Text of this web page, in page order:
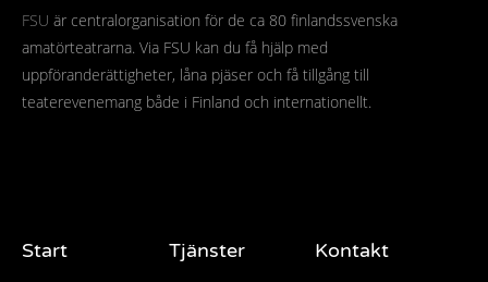
FSU är centralorganisation för de ca 80 finlandssvenska
amatörteatrarna. Via FSU kan du få hjälp med
uppföranderättigheter, låna pjäser och få tillgång till
teaterevenemang både i Finland och internationellt.
Start Tjänster Kontakt